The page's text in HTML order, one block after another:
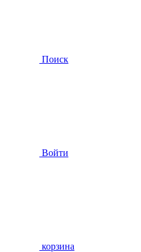
Поиск
Войти
корзина